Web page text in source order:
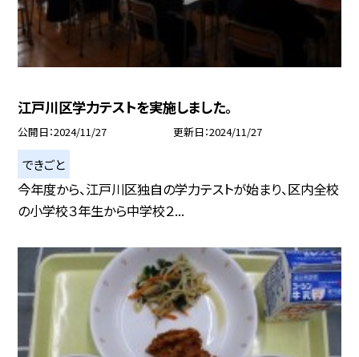
江戸川区学力テストを実施しました。
公開日 2024/11/27 更新日 2024/11/27
できごと
今年度から、江戸川区独自の学力テストが始まり、区内全校
の小学校３年生から中学校２...